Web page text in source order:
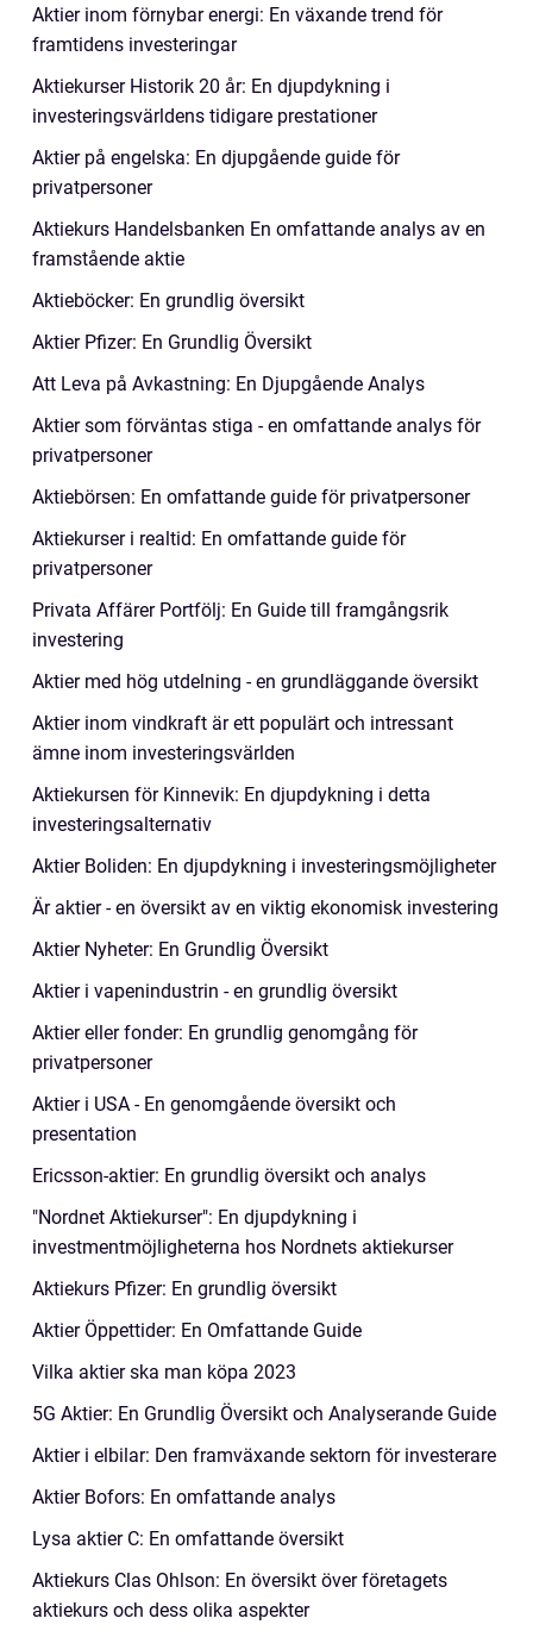
Aktier inom förnybar energi: En växande trend för
framtidens investeringar
Aktiekurser Historik 20 år: En djupdykning i
investeringsvärldens tidigare prestationer
Aktier på engelska: En djupgående guide för
privatpersoner
Aktiekurs Handelsbanken En omfattande analys av en
framstående aktie
Aktieböcker: En grundlig översikt
Aktier Pfizer: En Grundlig Översikt
Att Leva på Avkastning: En Djupgående Analys
Aktier som förväntas stiga - en omfattande analys för
privatpersoner
Aktiebörsen: En omfattande guide för privatpersoner
Aktiekurser i realtid: En omfattande guide för
privatpersoner
Privata Affärer Portfölj: En Guide till framgångsrik
investering
Aktier med hög utdelning - en grundläggande översikt
Aktier inom vindkraft är ett populärt och intressant
ämne inom investeringsvärlden
Aktiekursen för Kinnevik: En djupdykning i detta
investeringsalternativ
Aktier Boliden: En djupdykning i investeringsmöjligheter
Är aktier - en översikt av en viktig ekonomisk investering
Aktier Nyheter: En Grundlig Översikt
Aktier i vapenindustrin - en grundlig översikt
Aktier eller fonder: En grundlig genomgång för
privatpersoner
Aktier i USA - En genomgående översikt och
presentation
Ericsson-aktier: En grundlig översikt och analys
"Nordnet Aktiekurser": En djupdykning i
investmentmöjligheterna hos Nordnets aktiekurser
Aktiekurs Pfizer: En grundlig översikt
Aktier Öppettider: En Omfattande Guide
Vilka aktier ska man köpa 2023
5G Aktier: En Grundlig Översikt och Analyserande Guide
Aktier i elbilar: Den framväxande sektorn för investerare
Aktier Bofors: En omfattande analys
Lysa aktier C: En omfattande översikt
Aktiekurs Clas Ohlson: En översikt över företagets
aktiekurs och dess olika aspekter